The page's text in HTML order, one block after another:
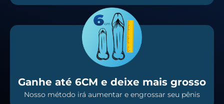
Ganhe até 6CM e deixe mais grosso
Nosso método irá aumentar e engrossar seu pênis